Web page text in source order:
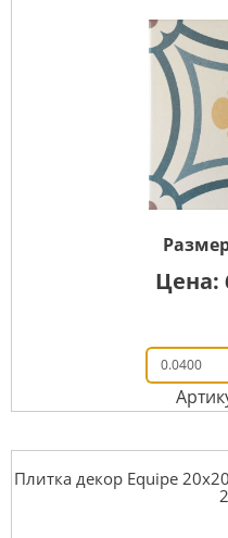
Цена:
Плитка декор Equipe